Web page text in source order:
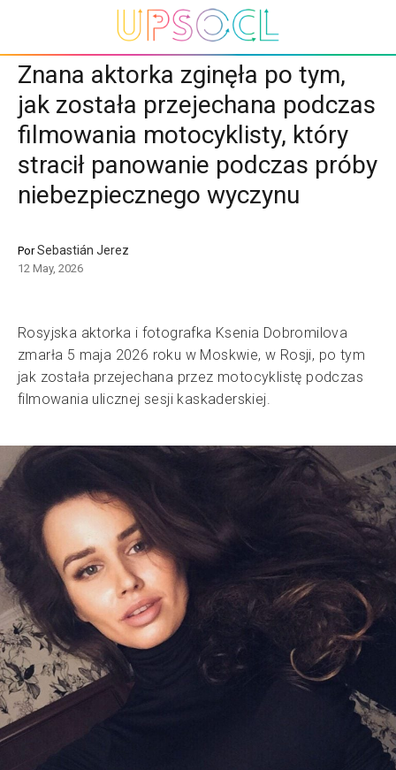
Znana aktorka zginęła po tym,
jak została przejechana podczas
filmowania motocyklisty, który
stracił panowanie podczas próby
niebezpiecznego wyczynu
PorSebastián Jerez
12 May, 2026
Rosyjska aktorka i fotografka Ksenia Dobromilova
zmarła 5 maja 2026 roku w Moskwie, w Rosji, po tym
jak została przejechana przez motocyklistę podczas
filmowania ulicznej sesji kaskaderskiej.